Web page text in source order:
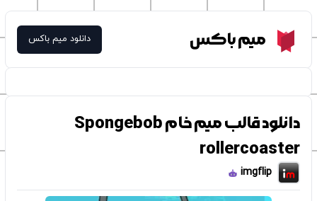
Meme Boxمیم باکس دانلود میم باکس
دانلود قالب میم خام Spongebob
rollercoaster
imgflip